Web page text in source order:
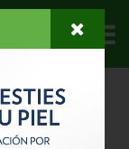
HEINZ TOMATO